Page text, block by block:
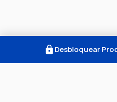
Desbloquear